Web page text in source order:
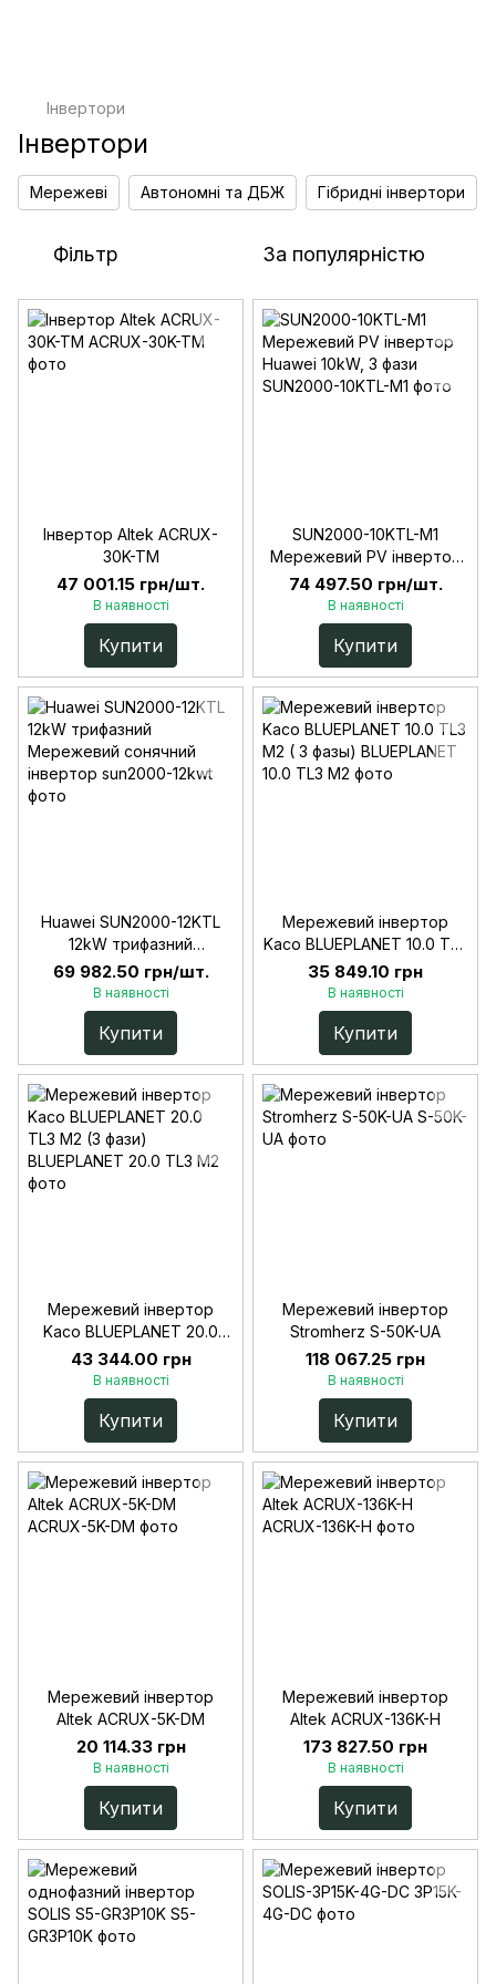
Інвертори
Інвертори
Мережеві Автономні та ДБЖ Гібридні інвертори
Фільтр За популярністю
Інвертор Altek ACRUX-
30K-TM
47 001.15 грн/шт.
В наявності
Купити
SUN2000-10KTL-M1
Мережевий PV інвертор
Huawei 10kW, 3 фази
74 497.50 грн/шт.
В наявності
Купити
Huawei SUN2000-12KTL
12kW трифазний
Мережевий сонячний
інвертор
69 982.50 грн/шт.
В наявності
Купити
Мережевий інвертор
Kaco BLUEPLANET 10.0 TL3
M2 ( 3 фазы)
35 849.10 грн
В наявності
Купити
Мережевий інвертор
Kaco BLUEPLANET 20.0
TL3 M2 (3 фази)
43 344.00 грн
В наявності
Купити
Мережевий інвертор
Stromherz S-50K-UA
118 067.25 грн
В наявності
Купити
Мережевий інвертор
Altek ACRUX-5K-DM
20 114.33 грн
В наявності
Купити
Мережевий інвертор
Altek ACRUX-136K-H
173 827.50 грн
В наявності
Купити